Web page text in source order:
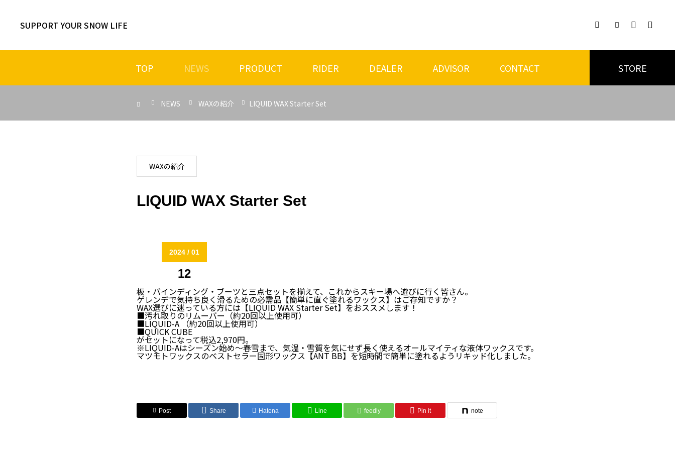
SUPPORT YOUR SNOW LIFE 
TOP NEWS PRODUCT RIDER DEALER ADVISOR CONTACT STORE
2026 / 07
オフトレ施設の季節が到来
ウォータージャンプ S-air 20周年感謝
2026 / 06
17
SPOPIAシラトリSKI･SNOWBOARDフ
ェスタ2026開催のご案内
2026 / 06
11
NEWS WAXの紹介 LIQUID WAX Starter Set
WAXの紹介
LIQUID WAX Starter Set
2024 / 01
12
板・バインディング・ブーツと三点セットを揃えて、これからスキー場へ遊びに行く皆さん。
ゲレンデで気持ち良く滑るための必需品【簡単に直ぐ塗れるワックス】はご存知ですか？
WAX選びに迷っている方には【LIQUID WAX Starter Set】をおススメします！
■汚れ取りのリムーバー（約20回以上使用可）
■LIQUID-A （約20回以上使用可）
■QUICK CUBE
がセットになって税込2,970円。
※LIQUID-Aはシーズン始め～春雪まで、気温・雪質を気にせず長く使えるオールマイティな液体ワックスです。
マツモトワックスのベストセラー固形ワックス【ANT BB】を短時間で簡単に塗れるようリキッド化しました。
Post Share Hatena Line feedly Pin it note